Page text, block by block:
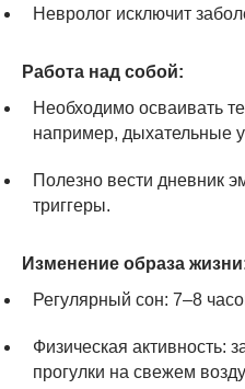
Невролог исключит
Работа над собой:
Необходимо осваивать
например, дыхательные
Полезно вести дневник
триггеры.
Изменение образа
Регулярный сон: 7–8
Физическая активность:
прогулки на свежем